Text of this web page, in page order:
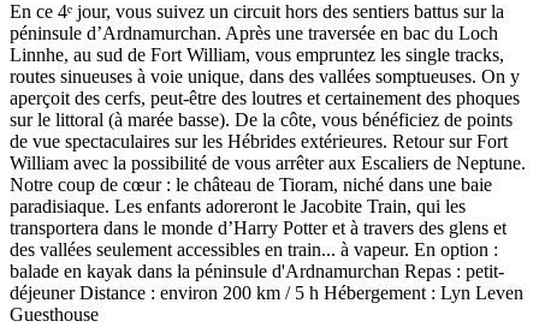
En ce 4ᵉ jour, vous suivez un circuit hors des sentiers battus sur la
péninsule d’Ardnamurchan. Après une traversée en bac du Loch
Linnhe, au sud de Fort William, vous empruntez les single tracks,
routes sinueuses à voie unique, dans des vallées somptueuses. On y
aperçoit des cerfs, peut-être des loutres et certainement des phoques
sur le littoral (à marée basse). De la côte, vous bénéficiez de points
de vue spectaculaires sur les Hébrides extérieures. Retour sur Fort
William avec la possibilité de vous arrêter aux Escaliers de Neptune.
Notre coup de cœur : le château de Tioram, niché dans une baie
paradisiaque. Les enfants adoreront le Jacobite Train, qui les
transportera dans le monde d’Harry Potter et à travers des glens et
des vallées seulement accessibles en train... à vapeur. En option :
balade en kayak dans la péninsule d'Ardnamurchan Repas : petit-
déjeuner Distance : environ 200 km / 5 h Hébergement : Lyn Leven
Guesthouse